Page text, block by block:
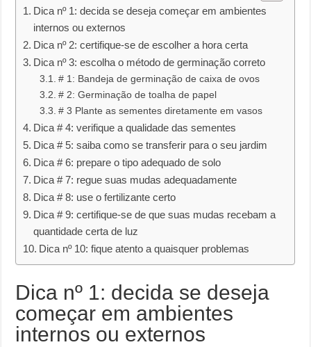
Dica nº 1: decida se deseja começar em ambientes
internos ou externos
Dica nº 2: certifique-se de escolher a hora certa
Dica nº 3: escolha o método de germinação correto
# 1: Bandeja de germinação de caixa de ovos
# 2: Germinação de toalha de papel
# 3 Plante as sementes diretamente em vasos
Dica # 4: verifique a qualidade das sementes
Dica # 5: saiba como se transferir para o seu jardim
Dica # 6: prepare o tipo adequado de solo
Dica # 7: regue suas mudas adequadamente
Dica # 8: use o fertilizante certo
Dica # 9: certifique-se de que suas mudas recebam a
quantidade certa de luz
Dica nº 10: fique atento a quaisquer problemas
Dica nº 1: decida se deseja
começar em ambientes
internos ou externos